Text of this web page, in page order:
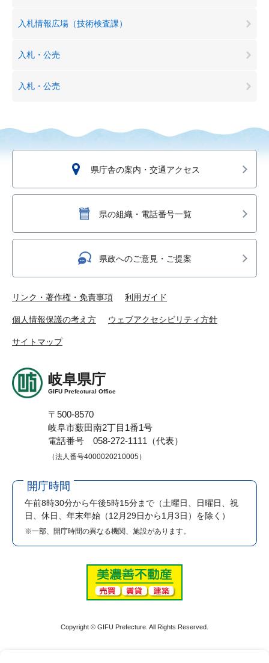
入札情報広場（技術検査課）
入札・公売
入札・公売
県庁舎の案内・交通アクセス
県の組織・電話番号一覧
県政へのご意見・ご提案
リンク・著作権・免責事項 利用ガイド
個人情報保護の考え方 ウェブアクセシビリティ方針
サイトマップ
岐阜県庁
GIFU Prefectural Office
〒500-8570
岐阜市薮田南2丁目1番1号
電話番号 058-272-1111（代表）
（法人番号4000020210005）
開庁時間
午前8時30分から午後5時15分まで （土曜日、日曜日、祝
日、休日、年末年始（12月29日から1月3日）を除く）
※一部、開庁時間の異なる機関、施設があります。
Copyright © GIFU Prefecture. All Rights Reserved.